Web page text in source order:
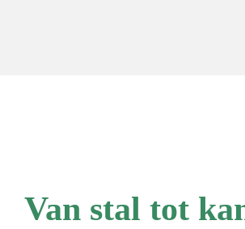
Van stal tot